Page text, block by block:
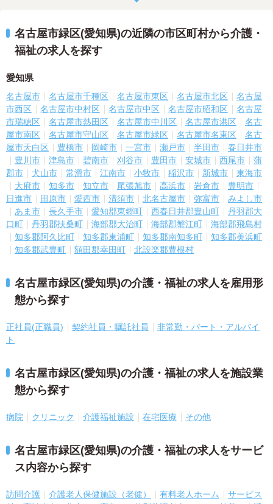
名古屋市緑区(愛知県)の近隣の市区町村から介護・
福祉の求人を探す
愛知県
名古屋市 名古屋市千種区 名古屋市東区 名古屋市北区
名古屋
市西区
名古屋市中村区 名古屋市中区 名古屋市昭和区
名古屋
市瑞穂区
名古屋市熱田区 名古屋市中川区 名古屋市港区
名古
屋市南区
名古屋市守山区 名古屋市緑区 名古屋市名東区
名古
屋市天白区
豊橋市 岡崎市 一宮市 瀬戸市 半田市
春日井市
豊川市
津島市 碧南市 刈谷市 豊田市 安城市 西尾市
蒲
郡市
犬山市 常滑市 江南市 小牧市 稲沢市 新城市
東海市
大府市
知多市 知立市 尾張旭市 高浜市 岩倉市
豊明市
日進市
田原市 愛西市 清須市 北名古屋市 弥富市
みよし市
あま市
長久手市 愛知郡東郷町 西春日井郡豊山町
丹羽郡大
口町
丹羽郡扶桑町 海部郡大治町 海部郡蟹江町
海部郡飛島村
知多郡阿久比町
知多郡東浦町 知多郡南知多町
知多郡美浜町
知多郡武豊町
額田郡幸田町 北設楽郡豊根村
名古屋市緑区(愛知県)の介護・福祉の求人を雇用形
態から探す
正社員(正職員) 契約社員・嘱託社員
非常勤・パート・アルバイ
ト
名古屋市緑区(愛知県)の介護・福祉の求人を施設業
態から探す
病院 クリニック 介護福祉施設 在宅医療 その他
名古屋市緑区(愛知県)の介護・福祉の求人をサービ
ス内容から探す
訪問介護 介護老人保健施設（老健） 有料老人ホーム
サービス